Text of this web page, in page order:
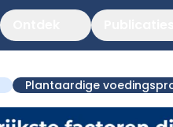
Plantaardige